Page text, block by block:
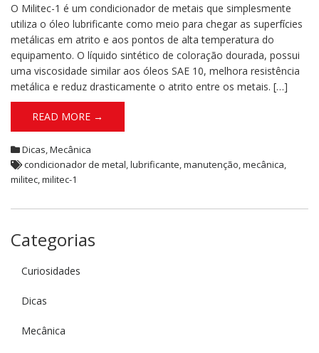
O Militec-1 é um condicionador de metais que simplesmente
utiliza o óleo lubrificante como meio para chegar as superfícies
metálicas em atrito e aos pontos de alta temperatura do
equipamento. O líquido sintético de coloração dourada, possui
uma viscosidade similar aos óleos SAE 10, melhora resistência
metálica e reduz drasticamente o atrito entre os metais. […]
READ MORE →
Dicas,Mecânica
condicionador de metal,lubrificante,manutenção,mecânica,
militec,militec-1
Categorias
Curiosidades
Dicas
Mecânica